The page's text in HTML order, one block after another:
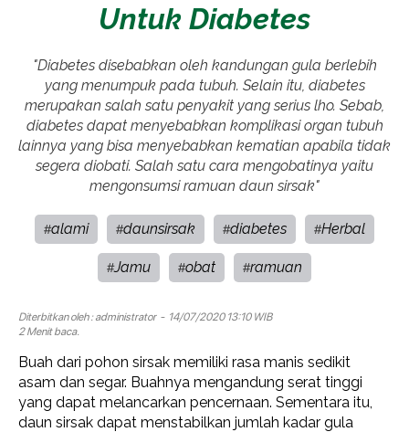
Untuk Diabetes
"Diabetes disebabkan oleh kandungan gula berlebih
yang menumpuk pada tubuh. Selain itu, diabetes
merupakan salah satu penyakit yang serius lho. Sebab,
diabetes dapat menyebabkan komplikasi organ tubuh
lainnya yang bisa menyebabkan kematian apabila tidak
segera diobati. Salah satu cara mengobatinya yaitu
mengonsumsi ramuan daun sirsak"
#alami #daunsirsak #diabetes #Herbal
#Jamu #obat #ramuan
Diterbitkan oleh : administrator- 14/07/2020 13:10 WIB
2 Menit baca.
Buah dari pohon sirsak memiliki rasa manis sedikit
asam dan segar. Buahnya mengandung serat tinggi
yang dapat melancarkan pencernaan. Sementara itu,
daun sirsak dapat menstabilkan jumlah kadar gula